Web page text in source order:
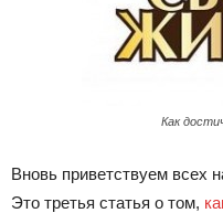
Как
Вновь приветствуем всех
Это третья статья о том,